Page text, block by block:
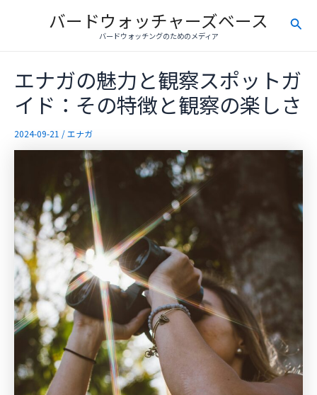
バードウォッチャーズベース
バードウォッチングのためのメディア
検
エナガの魅力と観察スポットガ
イド：その特徴と観察の楽しさ
2024-09-21 /エナガ